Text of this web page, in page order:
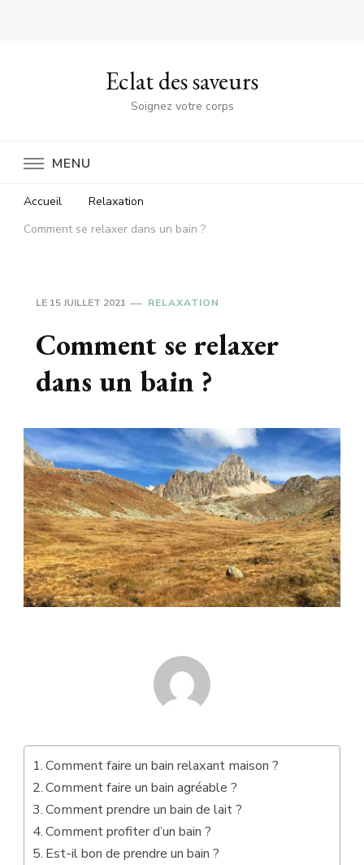
Eclat des saveurs
Soignez votre corps
MENU
Accueil
Relaxation
Comment se relaxer dans un bain ?
LE 15 JUILLET 2021 RELAXATION
Comment se relaxer
dans un bain ?
Comment faire un bain relaxant maison ?
Comment faire un bain agréable ?
Comment prendre un bain de lait ?
Comment profiter d’un bain ?
Est-il bon de prendre un bain ?